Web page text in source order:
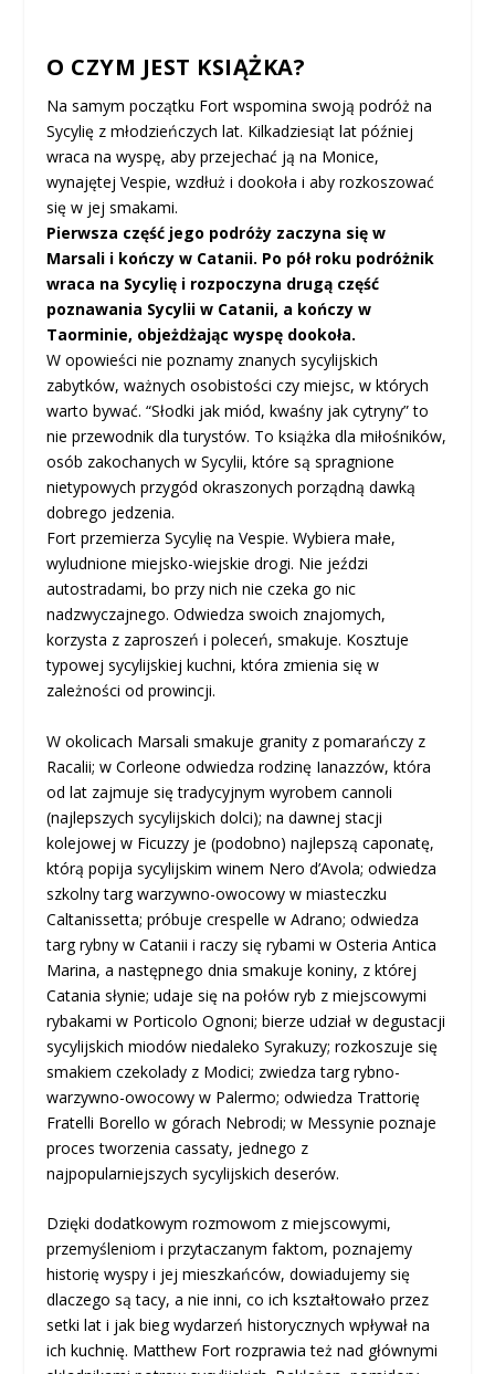
O CZYM JEST KSIĄŻKA?
Na samym początku Fort wspomina swoją podróż na
Sycylię z młodzieńczych lat. Kilkadziesiąt lat później
wraca na wyspę, aby przejechać ją na Monice,
wynajętej Vespie, wzdłuż i dookoła i aby rozkoszować
się w jej smakami.
Pierwsza część jego podróży zaczyna się w
Marsali i kończy w Catanii. Po pół roku podróżnik
wraca na Sycylię i rozpoczyna drugą część
poznawania Sycylii w Catanii, a kończy w
Taorminie, objeżdżając wyspę dookoła.
W opowieści nie poznamy znanych sycylijskich
zabytków, ważnych osobistości czy miejsc, w których
warto bywać. “Słodki jak miód, kwaśny jak cytryny” to
nie przewodnik dla turystów. To książka dla miłośników,
osób zakochanych w Sycylii, które są spragnione
nietypowych przygód okraszonych porządną dawką
dobrego jedzenia.
Fort przemierza Sycylię na Vespie. Wybiera małe,
wyludnione miejsko-wiejskie drogi. Nie jeździ
autostradami, bo przy nich nie czeka go nic
nadzwyczajnego. Odwiedza swoich znajomych,
korzysta z zaproszeń i poleceń, smakuje. Kosztuje
typowej sycylijskiej kuchni, która zmienia się w
zależności od prowincji.
W okolicach Marsali smakuje granity z pomarańczy z
Racalii; w Corleone odwiedza rodzinę Ianazzów, która
od lat zajmuje się tradycyjnym wyrobem cannoli
(najlepszych sycylijskich dolci); na dawnej stacji
kolejowej w Ficuzzy je (podobno) najlepszą caponatę,
którą popija sycylijskim winem Nero d’Avola; odwiedza
szkolny targ warzywno-owocowy w miasteczku
Caltanissetta; próbuje crespelle w Adrano; odwiedza
targ rybny w Catanii i raczy się rybami w Osteria Antica
Marina, a następnego dnia smakuje koniny, z której
Catania słynie; udaje się na połów ryb z miejscowymi
rybakami w Porticolo Ognoni; bierze udział w degustacji
sycylijskich miodów niedaleko Syrakuzy; rozkoszuje się
smakiem czekolady z Modici; zwiedza targ rybno-
warzywno-owocowy w Palermo; odwiedza Trattorię
Fratelli Borello w górach Nebrodi; w Messynie poznaje
proces tworzenia cassaty, jednego z
najpopularniejszych sycylijskich deserów.
Dzięki dodatkowym rozmowom z miejscowymi,
przemyśleniom i przytaczanym faktom, poznajemy
historię wyspy i jej mieszkańców, dowiadujemy się
dlaczego są tacy, a nie inni, co ich kształtowało przez
setki lat i jak bieg wydarzeń historycznych wpływał na
ich kuchnię. Matthew Fort rozprawia też nad głównymi